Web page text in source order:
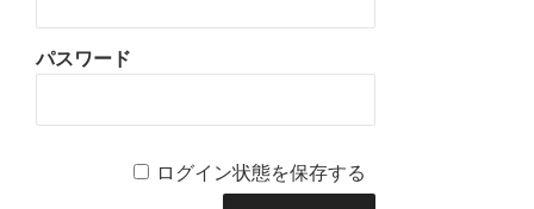
パスワード
ログイン状態を保存する